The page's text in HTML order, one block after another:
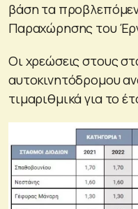
βάση τα
Παραχώρησης του
Οι χρεώσεις στους
αυτοκινητόδρομου
τιμαριθμικά για το